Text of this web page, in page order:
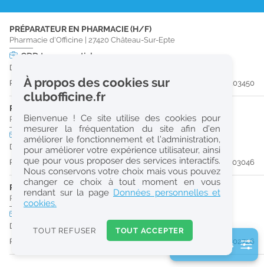
Réinitialiser
2
0
k
Consulter les offres de la France d'outre-mer
PRÉPARATEUR EN PHARMACIE (H/F)
Pharmacie d'Officine 27420 Château-Sur-Epte
CDD temps partiel
Du 31/08/26 au 27/02/27
Publiée il y a 14 jour(s)
#203450
PHARMACIEN (H/F)
Pharmacie d'Officine|27140Gisors
temps plein Pro
Dès que possible
Publiée il y a 22 jour(s)
#203046
PHARMACIEN (H/F)
Pharmacie d'Officine 27150 Étrépagny
Dès que possible
Publiée il y a 26 jour(s)
#202726
2 filtre(s) actifs
À propos des cookies sur
clubofficine.fr
Bienvenue ! Ce site utilise des cookies pour
mesurer la fréquentation du site afin d’en
améliorer le fonctionnement et l’administration,
pour améliorer votre expérience utilisateur, ainsi
que pour vous proposer des services interactifs.
Nous conservons votre choix mais vous pouvez
changer ce choix à tout moment en vous
rendant sur la page Données personnelles et
cookies.
TOUT REFUSER TOUT ACCEPTER